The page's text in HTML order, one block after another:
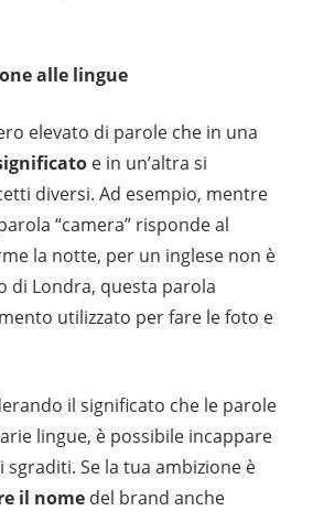
alle lingue
elevato di parole che in una
e in un’altra si
diversi. Ad esempio, mentre
“camera” risponde al
la notte, per un inglese non è
di Londra, questa parola
utilizzato per fare le foto e
il significato che le parole
lingue, è possibile incappare
Se la tua ambizione è
il nome del brand anche